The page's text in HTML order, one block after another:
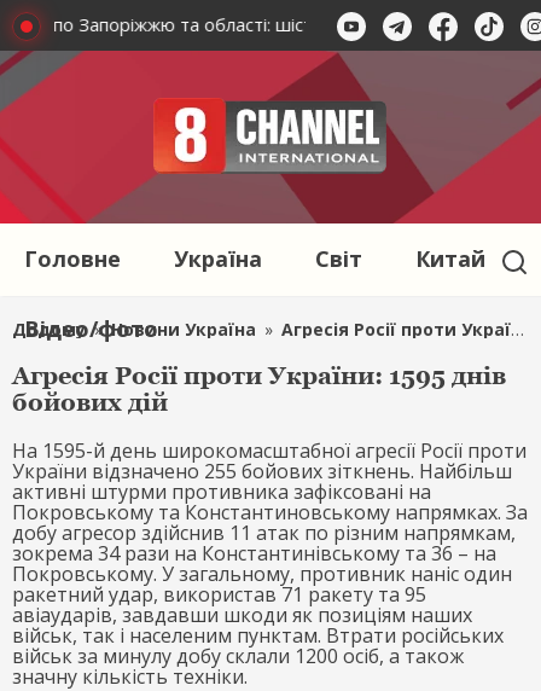
по Запоріжжю та області: шість українців постраждали
Головне Україна Світ Китай
Відео/фото
Додому » Новини Україна » Агресія Росії проти України: 1595 днів бойових дій
Агресія Росії проти України: 1595 днів
бойових дій
На 1595-й день широкомасштабної агресії Росії проти
України відзначено 255 бойових зіткнень. Найбільш
активні штурми противника зафіксовані на
Покровському та Константиновському напрямках. За
добу агресор здійснив 11 атак по різним напрямкам,
зокрема 34 рази на Константинівському та 36 – на
Покровському. У загальному, противник наніс один
ракетний удар, використав 71 ракету та 95
авіаударів, завдавши шкоди як позиціям наших
військ, так і населеним пунктам. Втрати російських
військ за минулу добу склали 1200 осіб, а також
значну кількість техніки.